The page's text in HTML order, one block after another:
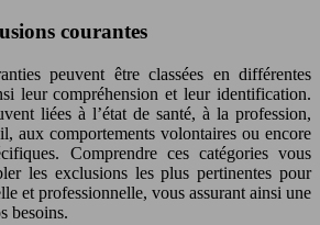
courantes
peuvent être classées en différentes
leur compréhension et leur identification.
liées à l’état de santé, à la profession,
aux comportements volontaires ou encore
Comprendre ces catégories vous
les exclusions les plus pertinentes pour
et professionnelle, vous assurant ainsi une
besoins.